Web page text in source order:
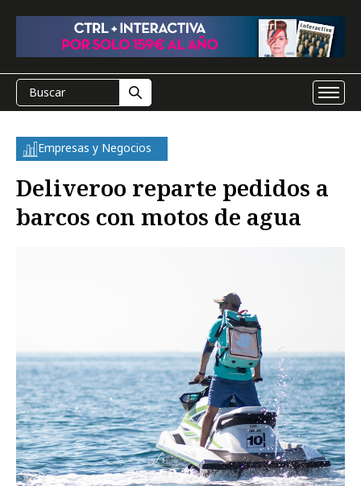
Empresas y Negocios
Deliveroo reparte pedidos a
barcos con motos de agua